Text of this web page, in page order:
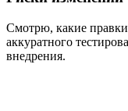
Смотрю, какие
аккуратного
внедрения.